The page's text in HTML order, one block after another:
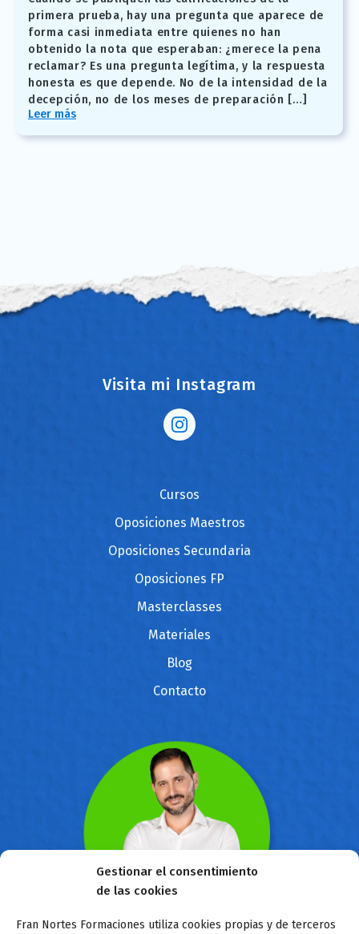
Gestionar el consentimiento
de las cookies
Fran Nortes Formaciones utiliza cookies propias y de terceros
primera prueba, hay una pregunta que aparece de
forma casi inmediata entre quienes no han
obtenido la nota que esperaban: ¿merece la pena
reclamar? Es una pregunta legítima, y la respuesta
honesta es que depende. No de la intensidad de la
decepción, no de los meses de preparación […]
Leer más
Visita mi Instagram
Cursos
Oposiciones Maestros
Oposiciones Secundaria
Oposiciones FP
Masterclasses
Materiales
Blog
Contacto